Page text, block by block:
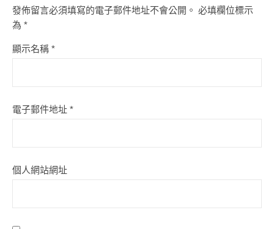
發佈留言必須填寫的電子郵件地址不會公開。 必填欄位標示
為 *
顯示名稱 *
電子郵件地址 *
個人網站網址